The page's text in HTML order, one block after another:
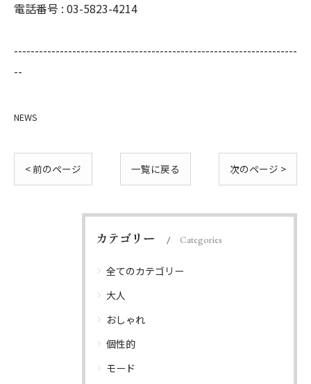
電話番号 : 03-5823-4214
--------------------------------------------------------------------
--
NEWS
< 前のページ 一覧に戻る 次のページ >
カテゴリー Categories
全てのカテゴリー
大人
おしゃれ
個性的
モード